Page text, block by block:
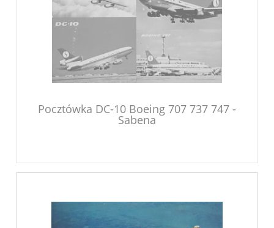
Pocztówka DC-10 Boeing 707 737 747 -
Sabena